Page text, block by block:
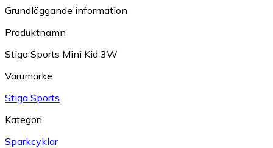
Grundläggande information
Produktnamn
Stiga Sports Mini Kid 3W
Varumärke
Stiga Sports
Kategori
Sparkcyklar